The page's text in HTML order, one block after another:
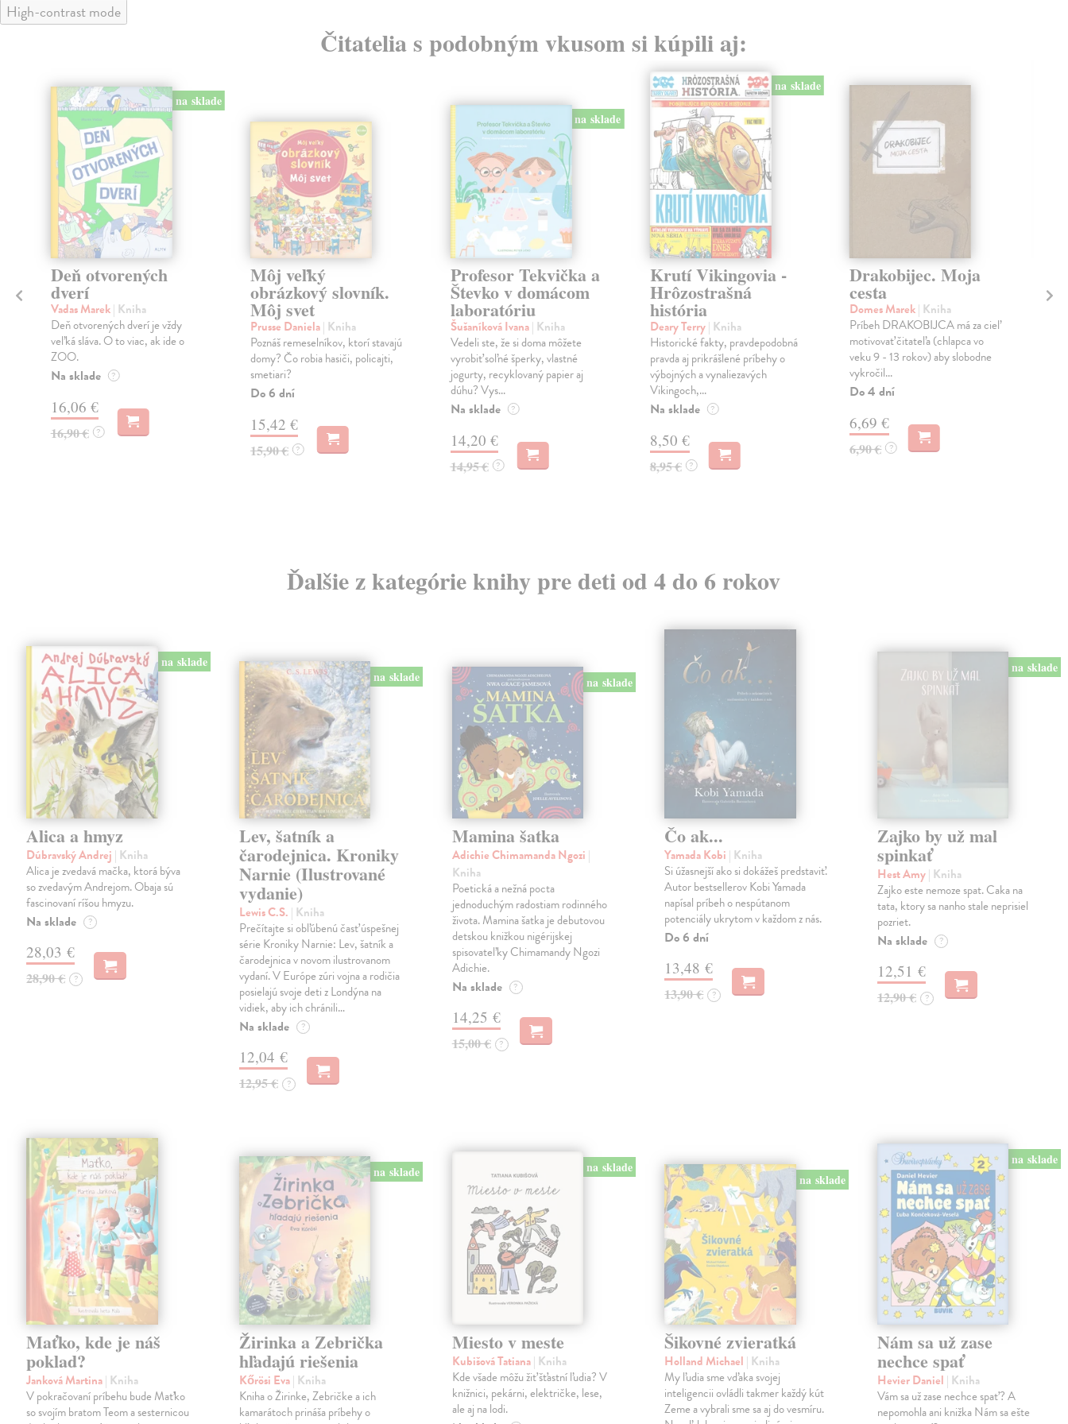
High-contrast mode
Čitatelia s podobným vkusom si kúpili aj:
na sklade
Deň otvorených
dverí
Vadas Marek| Kniha
Deň otvorených dverí je vždy
veľká sláva. O to viac, ak ide o
ZOO.
Na sklade ?
16,06 €
16,90 € ?
Môj veľký
obrázkový slovník.
Môj svet
Prusse Daniela| Kniha
Poznáš remeselníkov, ktorí stavajú
domy? Čo robia hasiči, policajti,
smetiari?
Do 6 dní
15,42 €
15,90 € ?
na sklade
Profesor Tekvička a
Števko v domácom
laboratóriu
Šušaníková Ivana| Kniha
Vedeli ste, že si doma môžete
vyrobiť soľné šperky, vlastné
jogurty, recyklovaný papier aj
dúhu? Vys...
Na sklade ?
14,20 €
14,95 € ?
na sklade
Krutí Vikingovia -
Hrôzostrašná
história
Deary Terry| Kniha
Historické fakty, pravdepodobná
pravda aj prikrášlené príbehy o
výbojných a vynaliezavých
Vikingoch,...
Na sklade ?
8,50 €
8,95 € ?
Drakobijec. Moja
cesta
Domes Marek| Kniha
Príbeh DRAKOBIJCA má za cieľ
motivovať čitateľa (chlapca vo
veku 9 - 13 rokov) aby slobodne
vykročil...
Do 4 dní
6,69 €
6,90 € ?
Ďalšie z kategórie knihy pre deti od 4 do 6 rokov
na sklade
Alica a hmyz
Dúbravský Andrej | Kniha
Alica je zvedavá mačka, ktorá býva
so zvedavým Andrejom. Obaja sú
fascinovaní ríšou hmyzu.
Na sklade ?
28,03 €
28,90 € ?
na sklade
Lev, šatník a
čarodejnica. Kroniky
Narnie (Ilustrované
vydanie)
Lewis C.S. | Kniha
Prečítajte si obľúbenú časť úspešnej
série Kroniky Narnie: Lev, šatník a
čarodejnica v novom ilustrovanom
vydaní. V Európe zúri vojna a rodičia
posielajú svoje deti z Londýna na
vidiek, aby ich chránili…
Na sklade ?
12,04 €
12,95 € ?
na sklade
Mamina šatka
Adichie Chimamanda Ngozi |
Kniha
Poetická a nežná pocta
jednoduchým radostiam rodinného
života. Mamina šatka je debutovou
detskou knižkou nigérijskej
spisovateľky Chimamandy Ngozi
Adichie.
Na sklade ?
14,25 €
15,00 € ?
Čo ak...
Yamada Kobi | Kniha
Si úžasnejší ako si dokážeš predstaviť.
Autor bestsellerov Kobi Yamada
napísal príbeh o nespútanom
potenciály ukrytom v každom z nás.
Do 6 dní
13,48 €
13,90 € ?
na sklade
Zajko by už mal
spinkať
Hest Amy| Kniha
Zajko este nemoze spat. Caka na
tata, ktory sa nanho stale neprisiel
pozriet.
Na sklade ?
12,51 €
12,90 € ?
Maťko, kde je náš
poklad?
Janková Martina| Kniha
V pokračovaní príbehu bude Maťko
so svojím bratom Teom a sesternicou
na sklade
Žirinka a Zebrička
hľadajú riešenia
Kőrösi Eva| Kniha
Kniha o Žirinke, Zebričke a ich
kamarátoch prináša príbehy o
na sklade
Miesto v meste
Kubišová Tatiana| Kniha
Kde všade môžu žiť šťastní ľudia? V
knižnici, pekárni, električke, lese,
ale aj na lodi.
na sklade
Šikovné zvieratká
Holland Michael | Kniha
My ľudia sme vďaka svojej
inteligencii ovládli takmer každý kút
Zeme a vybrali sme sa aj do vesmíru.
na sklade
Nám sa už zase
nechce spať
Hevier Daniel | Kniha
Vám sa už zase nechce spať? A
nepomohla ani knižka Nám sa ešte